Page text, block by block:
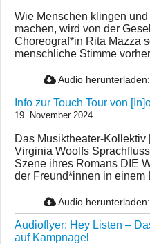
Wie Menschen klingen
machen, wird von der
Choreograf*in Rita Mazza
menschliche Stimme
Audio herunterladen:
Info zur Touch Tour von
19. November 2024
Das Musiktheater-
Virginia Woolfs
Szene ihres Romans DIE
der Freund*innen in einem
Audio herunterladen:
Audioflyer: Hey Listen –
auf Kampnagel